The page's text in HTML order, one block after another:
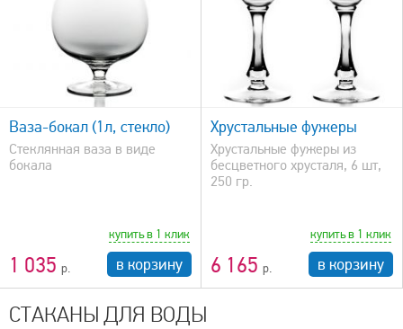
Ваза-бокал (1л, стекло)
Стеклянная ваза в виде
бокала
1 035
купить в 1 клик
в корзину
быстрый просмотр
Хрустальные фужеры
Хрустальные фужеры из
бесцветного хрусталя, 6 шт,
250 гр.
6 165
купить в 1 клик
в корзину
СТАКАНЫ ДЛЯ ВОДЫ